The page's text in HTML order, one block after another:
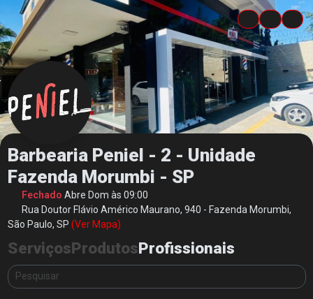
Barbearia Peniel - 2 - Unidade
Fazenda Morumbi - SP
Fechado Abre Dom às 09:00
Rua Doutor Flávio Américo Maurano, 940 - Fazenda Morumbi,
São Paulo, SP (Ver Mapa)
ServiçosProdutosProfissionais